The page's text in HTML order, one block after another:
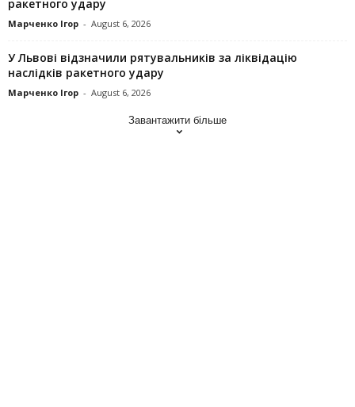
ракетного удару
Марченко Ігор - August 6, 2026
У Львові відзначили рятувальників за ліквідацію
наслідків ракетного удару
Марченко Ігор - August 6, 2026
Завантажити більше